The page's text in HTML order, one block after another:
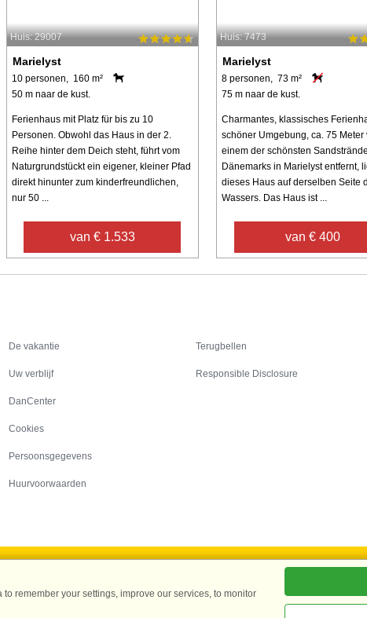
Huis: 29007
Marielyst
10 personen, 160 m²
50 m naar de kust.
Ferienhaus mit Platz für bis zu 10
Personen. Obwohl das Haus in der 2.
Reihe hinter dem Deich steht, führt vom
Naturgrundstückt ein eigener, kleiner Pfad
direkt hinunter zum kinderfreundlichen,
nur 50 ...
van € 1.533
Huis: 7473
Marielyst
8 personen, 73 m²
75 m naar de kust.
Charmantes, klassisches
schöner Umgebung, ca. 75 Meter
einem der schönsten Sandstrände
Dänemarks in Marielyst entfernt,
dieses Haus auf derselben Seite
Wassers. Das Haus ist ...
van € 400
De vakantie
Uw verblijf
DanCenter
Cookies
Persoonsgegevens
Huurvoorwaarden
Terugbellen
Responsible Disclosure
+45 70 13 70 70 - CVR: 67324013
remember your settings, improve our services, to monitor